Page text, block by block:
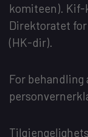
komiteen). Kif-
Direktoratet
(HK-dir).
For behandling